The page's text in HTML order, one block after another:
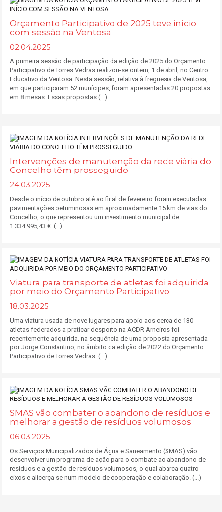
Orçamento Participativo de 2025 teve início
com sessão na Ventosa
02.04.2025
A primeira sessão de participação da edição de 2025 do Orçamento
Participativo de Torres Vedras realizou-se ontem, 1 de abril, no Centro
Educativo da Ventosa. Nesta sessão, relativa à freguesia de Ventosa,
em que participaram 52 munícipes, foram apresentadas 20 propostas
em 8 mesas. Essas propostas (...)
Intervenções de manutenção da rede viária do
Concelho têm prosseguido
24.03.2025
Desde o início de outubro até ao final de fevereiro foram executadas
pavimentações betuminosas em aproximadamente 15 km de vias do
Concelho, o que representou um investimento municipal de
1.334.995,43 €. (...)
Viatura para transporte de atletas foi adquirida
por meio do Orçamento Participativo
18.03.2025
Uma viatura usada de nove lugares para apoio aos cerca de 130
atletas federados a praticar desporto na ACDR Arneiros foi
recentemente adquirida, na sequência de uma proposta apresentada
por Jorge Constantino, no âmbito da edição de 2022 do Orçamento
Participativo de Torres Vedras. (...)
SMAS vão combater o abandono de resíduos e
melhorar a gestão de resíduos volumosos
06.03.2025
Os Serviços Municipalizados de Água e Saneamento (SMAS) vão
desenvolver um programa de ação para o combate ao abandono de
resíduos e a gestão de resíduos volumosos, o qual abarca quatro
eixos e alicerça-se num modelo de cooperação e colaboração. (...)